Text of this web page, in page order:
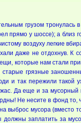
грузом
прямо у шоссе); а
воздуху легкие
даже не отдохнув. К
которые нам стали
грязные
и так пережили такой
Да еще и за
Не несите в фонд то,
выброс мусора (вместо
заплатить за